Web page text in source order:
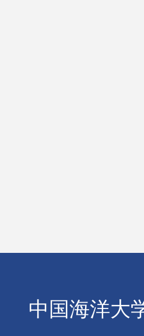
中国海洋大